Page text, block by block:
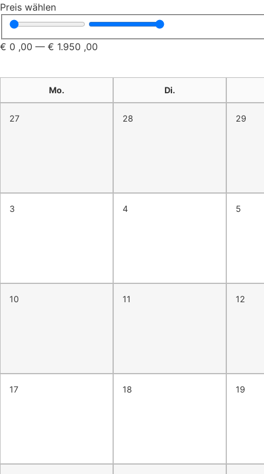
Preis wählen
€ 0 ,00 — € 1.950 ,00
Mo. Di.
27 28 29
3 4 5
10 11 12
17 18 19